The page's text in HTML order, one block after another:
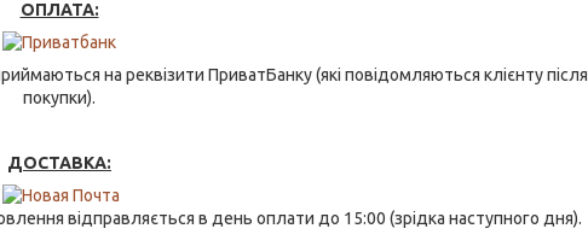
ОПЛАТА:
на реквізити ПриватБанку (які повідомляються клієнту після
покупки).
ДОСТАВКА:
відправляється в день оплати до 15:00 (зрідка наступного дня).